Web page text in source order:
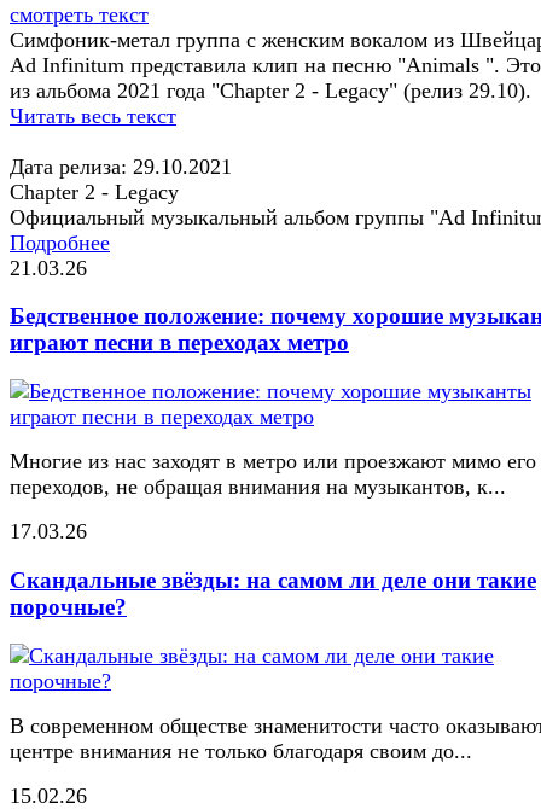
смотреть текст
Симфоник-метал группа с женским вокалом из
Ad Infinitum представила клип на песню "Animals ".
из альбома 2021 года "Chapter 2 - Legacy" (релиз 29.10).
Читать весь текст
Дата релиза: 29.10.2021
Chapter 2 - Legacy
Официальный музыкальный альбом группы "Ad
Подробнее
21.03.26
Бедственное положение: почему хорошие
играют песни в переходах метро
Многие из нас заходят в метро или проезжают мимо его
переходов, не обращая внимания на музыкантов, к...
17.03.26
Скандальные звёзды: на самом ли деле они такие
порочные?
В современном обществе знаменитости часто
центре внимания не только благодаря своим до...
15.02.26